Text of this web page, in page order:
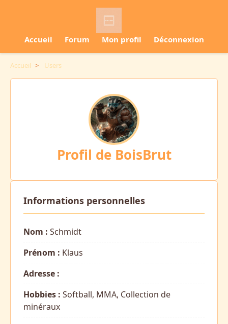
Accueil Forum Mon profil Déconnexion
Accueil > Users
Profil de BoisBrut
Informations personnelles
Nom : Schmidt
Prénom : Klaus
Adresse :
Hobbies : Softball, MMA, Collection de
minéraux